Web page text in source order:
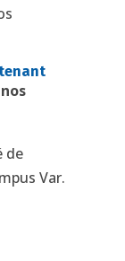
de
Var.